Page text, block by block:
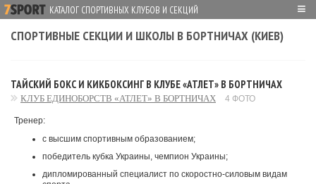
КАТАЛОГ СПОРТИВНЫХ КЛУБОВ И СЕКЦИЙ ≡
СПОРТИВНЫЕ СЕКЦИИ И ШКОЛЫ В БОРТНИЧАХ (КИЕВ)
ТАЙСКИЙ БОКС И КИКБОКСИНГ В КЛУБЕ «АТЛЕТ» В БОРТНИЧАХ
КЛУБ ЕДИНОБОРСТВ «АТЛЕТ» В БОРТНИЧАХ 4 ФОТО
Тренер:
с высшим спортивным образованием;
победитель кубка Украины, чемпион Украины;
дипломированный специалист по скоростно-силовым видам